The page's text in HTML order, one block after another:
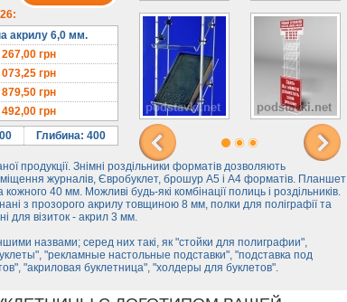
акрилу 6,0 мм.
267,00грн
073,25грн
879,50грн
492,00грн
Глибина: 400
продукції. Знімні роздільники форматів дозволяють
журналів, Євробуклет, брошур А5 і А4 форматів. Планшет
кожного 40 мм. Можливі будь-які комбінації полиць і роздільників.
з прозорого акрилу товщиною 8 мм, полки для поліграфії та
для візиток - акрил 3 мм.
назвами; серед них такі, як "стойки для полиграфии",
"рекламные настольные подставки", "подставка под
"акриловая буклетница", "холдеры для буклетов".